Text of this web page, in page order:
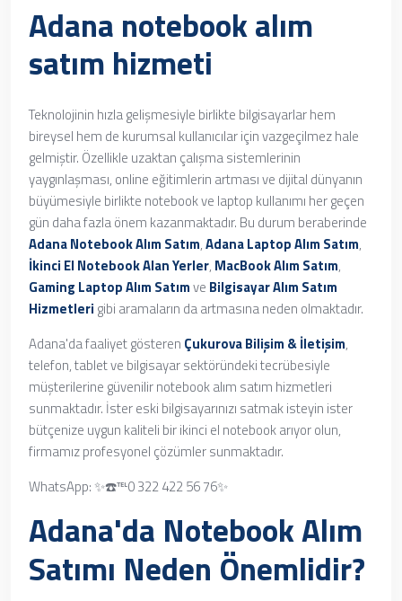
Adana notebook alım
satım hizmeti
Teknolojinin hızla gelişmesiyle birlikte bilgisayarlar hem
bireysel hem de kurumsal kullanıcılar için vazgeçilmez hale
gelmiştir. Özellikle uzaktan çalışma sistemlerinin
yaygınlaşması, online eğitimlerin artması ve dijital dünyanın
büyümesiyle birlikte notebook ve laptop kullanımı her geçen
gün daha fazla önem kazanmaktadır. Bu durum beraberinde
Adana Notebook Alım Satım,Adana Laptop Alım Satım,
İkinci El Notebook Alan Yerler, MacBook Alım Satım,
Gaming Laptop Alım Satımve Bilgisayar Alım Satım
Hizmetleri gibi aramaların da artmasına neden olmaktadır.
Adana'da faaliyet gösteren Çukurova Bilişim & İletişim,
telefon, tablet ve bilgisayar sektöründeki tecrübesiyle
müşterilerine güvenilir notebook alım satım hizmetleri
sunmaktadır. İster eski bilgisayarınızı satmak isteyin ister
bütçenize uygun kaliteli bir ikinci el notebook arıyor olun,
firmamız profesyonel çözümler sunmaktadır.
WhatsApp: ✨☎️℡0 322 422 56 76✨
Adana'da Notebook Alım
Satımı Neden Önemlidir?